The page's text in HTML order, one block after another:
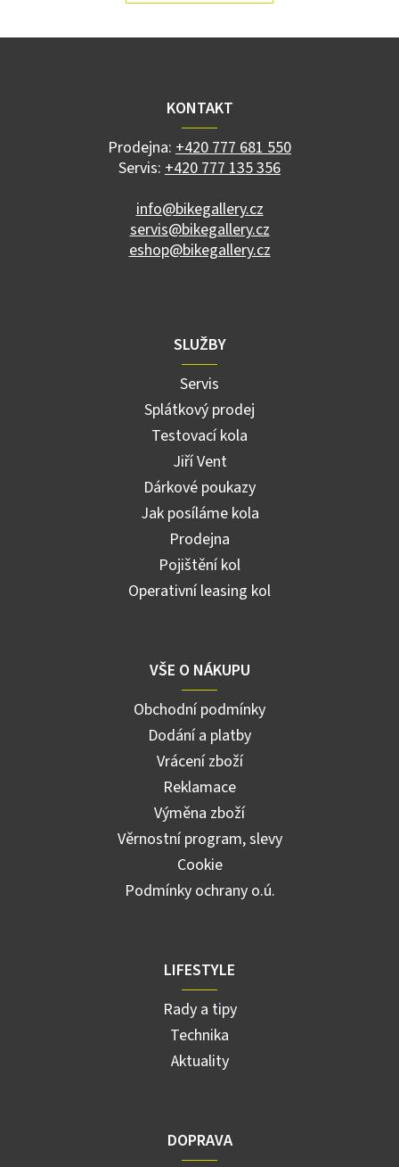
Z
KONTAKT
Prodejna: +420 777 681 550
Servis: +420 777 135 356
info@bikegallery.cz
servis@bikegallery.cz
eshop@bikegallery.cz
SLUŽBY
Servis
Splátkový prodej
Testovací kola
Jiří Vent
Dárkové poukazy
Jak posíláme kola
Prodejna
Pojištění kol
Operativní leasing kol
VŠE O NÁKUPU
Obchodní podmínky
Dodání a platby
Vrácení zboží
Reklamace
Výměna zboží
Věrnostní program, slevy
Cookie
Podmínky ochrany o.ú.
LIFESTYLE
Rady a tipy
Technika
Aktuality
DOPRAVA